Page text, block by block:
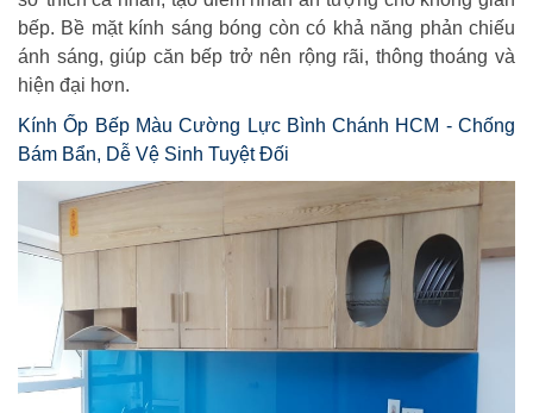
bếp. Bề mặt kính sáng bóng còn có khả năng phản chiếu
ánh sáng, giúp căn bếp trở nên rộng rãi, thông thoáng và
hiện đại hơn.
Kính Ốp Bếp Màu Cường Lực Bình Chánh HCM - Chống
Bám Bẩn, Dễ Vệ Sinh Tuyệt Đối